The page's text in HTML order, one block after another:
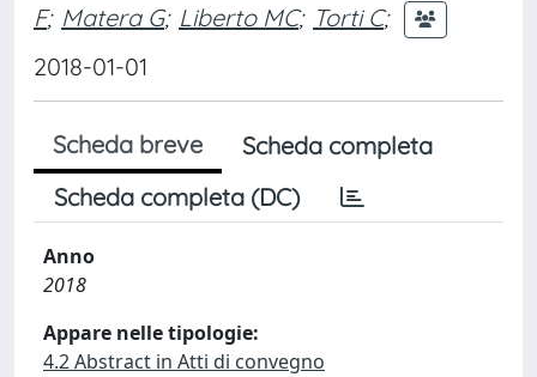
F; Matera G; Liberto MC; Torti C;
2018-01-01
Scheda breve
Scheda completa
Scheda completa (DC)
Anno
2018
Appare nelle tipologie:
4.2 Abstract in Atti di convegno